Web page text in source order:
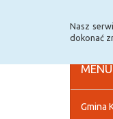
Nasz
dokonać
MENU
Gmina